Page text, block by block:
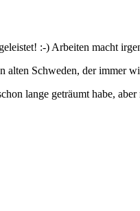
:-) Arbeiten macht
alten Schweden, der immer
lange geträumt habe,